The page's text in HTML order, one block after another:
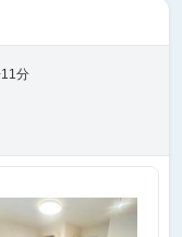
分